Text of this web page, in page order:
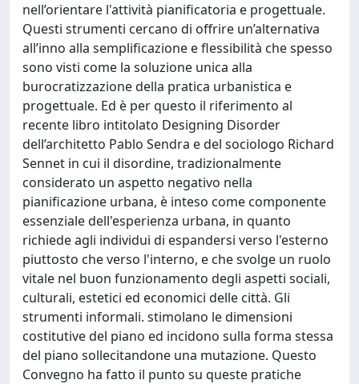
nell’orientare l'attività pianificatoria e progettuale.
Questi strumenti cercano di offrire un’alternativa
all’inno alla semplificazione e flessibilità che spesso
sono visti come la soluzione unica alla
burocratizzazione della pratica urbanistica e
progettuale. Ed è per questo il riferimento al
recente libro intitolato Designing Disorder
dell’architetto Pablo Sendra e del sociologo Richard
Sennet in cui il disordine, tradizionalmente
considerato un aspetto negativo nella
pianificazione urbana, è inteso come componente
essenziale dell'esperienza urbana, in quanto
richiede agli individui di espandersi verso l'esterno
piuttosto che verso l'interno, e che svolge un ruolo
vitale nel buon funzionamento degli aspetti sociali,
culturali, estetici ed economici delle città. Gli
strumenti informali. stimolano le dimensioni
costitutive del piano ed incidono sulla forma stessa
del piano sollecitandone una mutazione. Questo
Convegno ha fatto il punto su queste pratiche